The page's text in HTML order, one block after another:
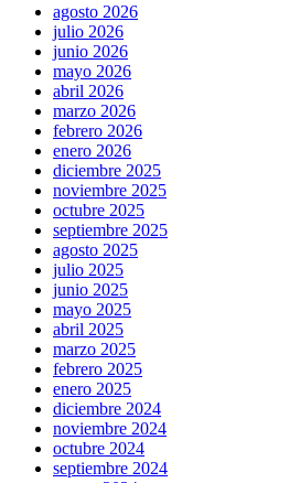
agosto 2026
julio 2026
junio 2026
mayo 2026
abril 2026
marzo 2026
febrero 2026
enero 2026
diciembre 2025
noviembre 2025
octubre 2025
septiembre 2025
agosto 2025
julio 2025
junio 2025
mayo 2025
abril 2025
marzo 2025
febrero 2025
enero 2025
diciembre 2024
noviembre 2024
octubre 2024
septiembre 2024